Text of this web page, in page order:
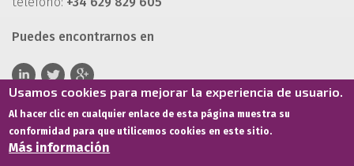
Puedes encontrarnos en
Usamos cookies para mejorar la experiencia de usuario.
Al hacer clic en cualquier enlace de esta página muestra su
conformidad para que utilicemos cookies en este sitio.
Más información